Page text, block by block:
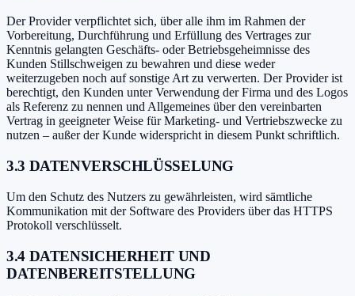
Der Provider verpflichtet sich, über alle ihm im Rahmen der
Vorbereitung, Durchführung und Erfüllung des Vertrages zur
Kenntnis gelangten Geschäfts- oder Betriebsgeheimnisse des
Kunden Stillschweigen zu bewahren und diese weder
weiterzugeben noch auf sonstige Art zu verwerten. Der Provider ist
berechtigt, den Kunden unter Verwendung der Firma und des Logos
als Referenz zu nennen und Allgemeines über den vereinbarten
Vertrag in geeigneter Weise für Marketing- und Vertriebszwecke zu
nutzen – außer der Kunde widerspricht in diesem Punkt schriftlich.
3.3 DATENVERSCHLÜSSELUNG
Um den Schutz des Nutzers zu gewährleisten, wird sämtliche
Kommunikation mit der Software des Providers über das HTTPS
Protokoll verschlüsselt.
3.4 DATENSICHERHEIT UND
DATENBEREITSTELLUNG